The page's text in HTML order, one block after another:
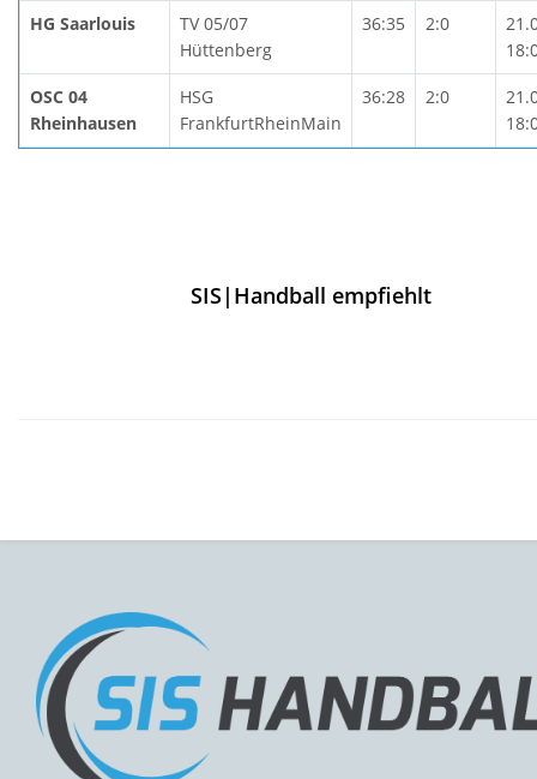
HG Saarlouis
TV 05/07
Hüttenberg
36:35 2:0
OSC 04
Rheinhausen
HSG
FrankfurtRheinMain
36:28 2:0
SIS|Handball empfiehlt